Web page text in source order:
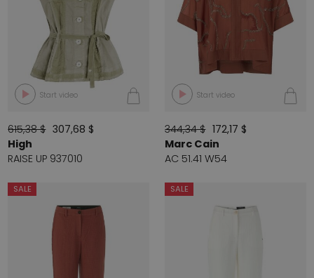
Start video
615,38 $ 307,68 $
High
RAISE UP 937010
Start video
344,34 $ 172,17 $
Marc Cain
AC 51.41 W54
SALE SALE